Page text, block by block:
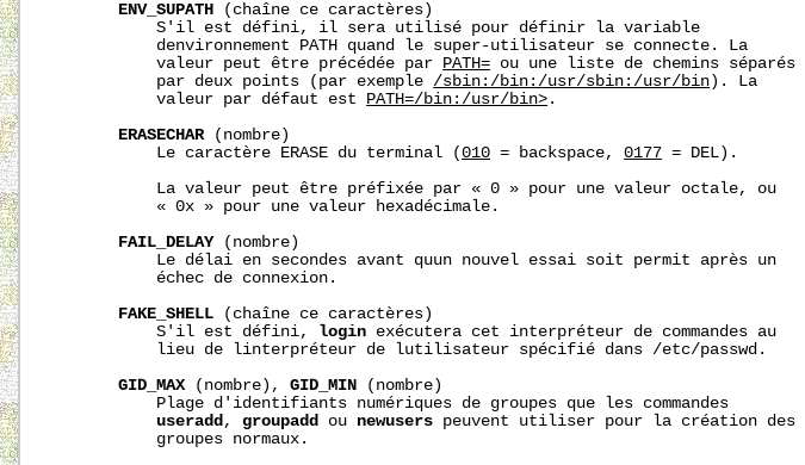
ENV_SUPATH (chaîne ce caractères)
           S'il est défini, il sera utilisé pour définir la variable
           denvironnement PATH quand le super-utilisateur se connecte. La
           valeur peut être précédée par
PATH= ou une liste de chemins séparés
           par deux points (par exemple
/sbin:/bin:/usr/sbin:/usr/bin ). La
           valeur par défaut est
PATH=/bin:/usr/bin> .
ERASECHAR (nombre)
           Le caractère ERASE du terminal (
010 = backspace, 0177 = DEL).
           La valeur peut être préfixée par « 0 » pour une valeur octale, ou
           « 0x » pour une valeur hexadécimale.
FAIL_DELAY (nombre)
           Le délai en secondes avant quun nouvel essai soit permit après un
           échec de connexion.
FAKE_SHELL (chaîne ce caractères)
           S'il est défini,
login exécutera cet interpréteur de commandes au
           lieu de linterpréteur de lutilisateur spécifié dans /etc/passwd.
GID_MAX (nombre), GID_MIN (nombre)
           Plage d'identifiants numériques de groupes que les commandes
useradd, groupadd ou newusers peuvent utiliser pour la création des
           groupes normaux.